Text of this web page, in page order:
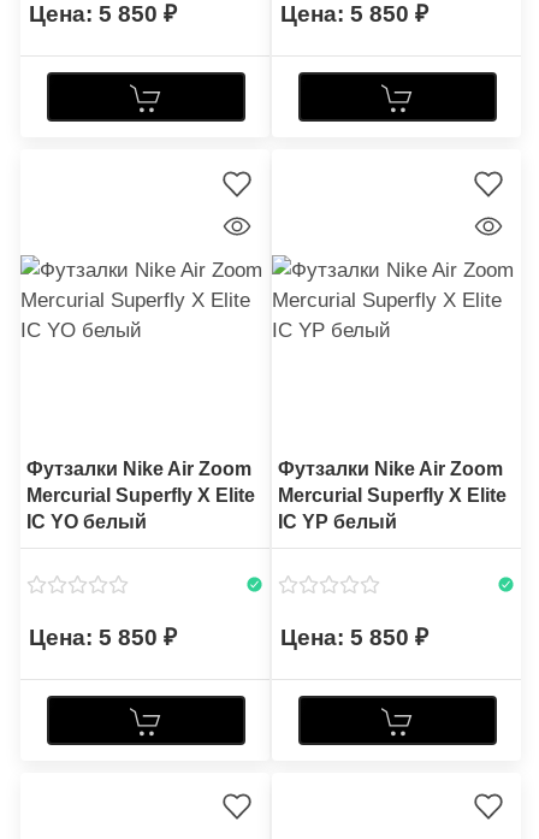
5 850 5 850
Футзалки Nike Air Zoom
Mercurial Superfly X Elite
IC YO белый
5 850
Футзалки Nike Air Zoom
Mercurial Superfly X Elite
IC YP белый
5 850